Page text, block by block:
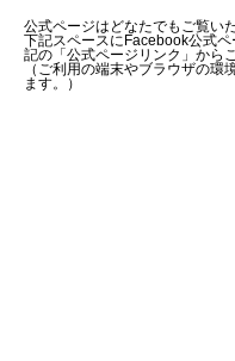
公式ページはどなたでもご覧い
下記スペースにFacebook公式
記の「公式ページリンク」から
（ご利用の端末やブラウザの環
ます。）